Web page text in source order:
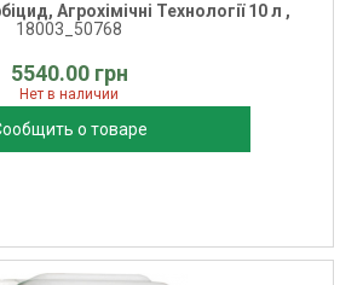
Агрохімічні Технології 10 л ,
18003_50768
5540.00 грн
Нет в наличии
о товаре